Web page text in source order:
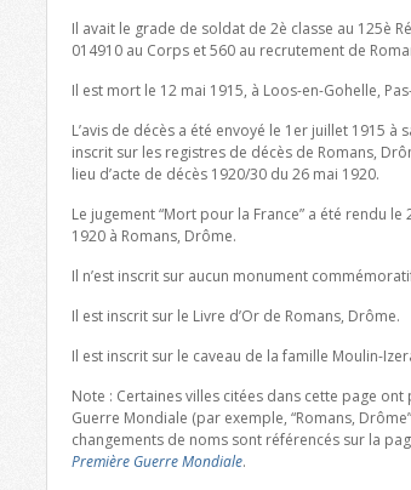
Il avait le grade de soldat de 2è classe au 125è
014910 au Corps et 560 au recrutement de
Il est mort le 12 mai 1915, à Loos-en-Gohelle,
L’avis de décès a été envoyé le 1er juillet 1915
inscrit sur les registres de décès de Romans,
lieu d’acte de décès 1920/30 du 26 mai 1920.
Le jugement “Mort pour la France” a été rendu
1920 à Romans, Drôme.
Il n’est inscrit sur aucun monument
Il est inscrit sur le Livre d’Or de Romans, Drôme.
Il est inscrit sur le caveau de la famille Moulin-
Note : Certaines villes citées dans cette page
Guerre Mondiale (par exemple, “Romans,
changements de noms sont référencés sur la
Première Guerre Mondiale.